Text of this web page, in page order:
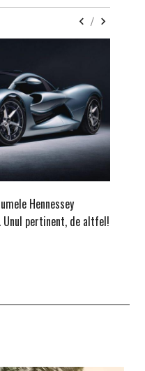
/
Hennessey
Unul pertinent, de altfel!